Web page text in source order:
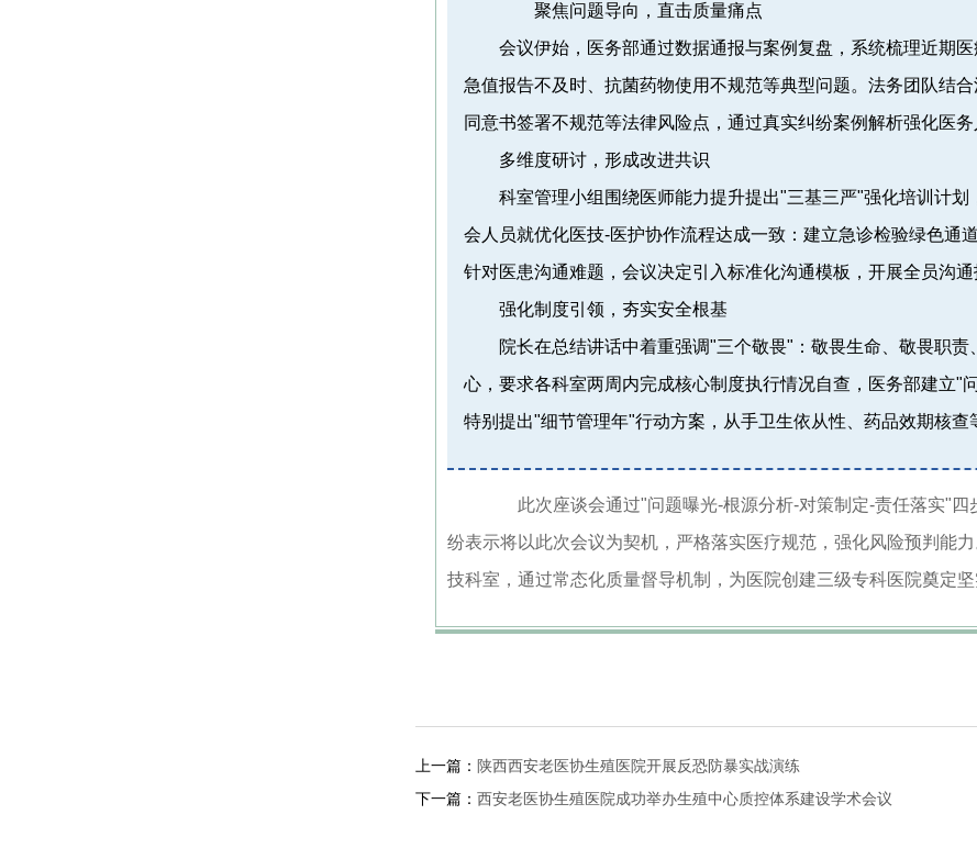
聚焦问题导向，直击质量痛点
会议伊始，医务部通过数据通报与案例复盘，系统梳理近期医
急值报告不及时、抗菌药物使用不规范等典型问题。法务团队结
同意书签署不规范等法律风险点，通过真实纠纷案例解析强化医务
多维度研讨，形成改进共识
科室管理小组围绕医师能力提升提出"三基三严"强化培训计划
会人员就优化医技-医护协作流程达成一致：建立急诊检验绿色通
针对医患沟通难题，会议决定引入标准化沟通模板，开展全员沟
强化制度引领，夯实安全根基
院长在总结讲话中着重强调"三个敬畏"：敬畏生命、敬畏职责
心，要求各科室两周内完成核心制度执行情况自查，医务部建立"
特别提出"细节管理年"行动方案，从手卫生依从性、药品效期核查
此次座谈会通过"问题曝光-根源分析-对策制定-责任落实"四
纷表示将以此次会议为契机，严格落实医疗规范，强化风险预判能
技科室，通过常态化质量督导机制，为医院创建三级专科医院奠定坚
上一篇： 陕西西安老医协生殖医院开展反恐防暴实战演练
下一篇： 西安老医协生殖医院成功举办生殖中心质控体系建设学术会议